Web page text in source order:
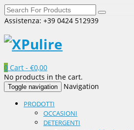
Assistenza: +39 0424 512939
0 Cart - €0,00
No products in the cart.
Toggle navigation Navigation
PRODOTTI
OCCASIONI
DETERGENTI